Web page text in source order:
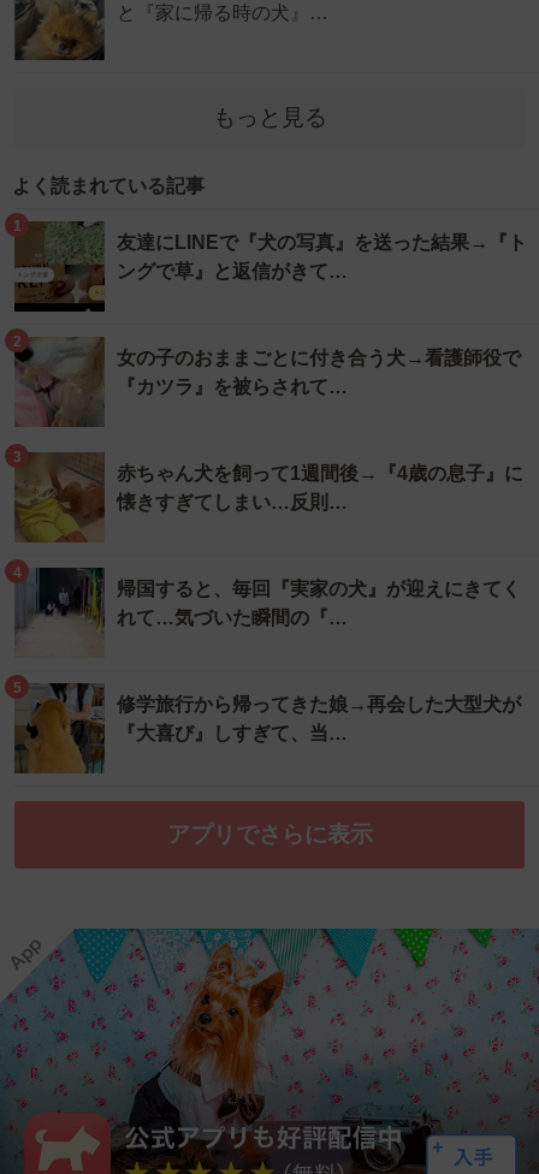
と『家に帰る時の犬』…
もっと見る
よく読まれている記事
1
友達にLINEで『犬の写真』を送った結果→『ト
ングで草』と返信がきて…
2
女の子のおままごとに付き合う犬→看護師役で
『カツラ』を被らされて…
3
赤ちゃん犬を飼って1週間後→『4歳の息子』に
懐きすぎてしまい…反則…
4
帰国すると、毎回『実家の犬』が迎えにきてく
れて…気づいた瞬間の『…
5
修学旅行から帰ってきた娘→再会した大型犬が
『大喜び』しすぎて、当…
アプリでさらに表示